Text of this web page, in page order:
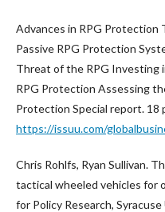
Advances in RPG Protection
Passive RPG Protection
Threat of the RPG Investing
RPG Protection Assessing
Protection Special report. 18
https://issuu.com/
Chris Rohlfs, Ryan Sullivan.
tactical wheeled vehicles for
for Policy Research,